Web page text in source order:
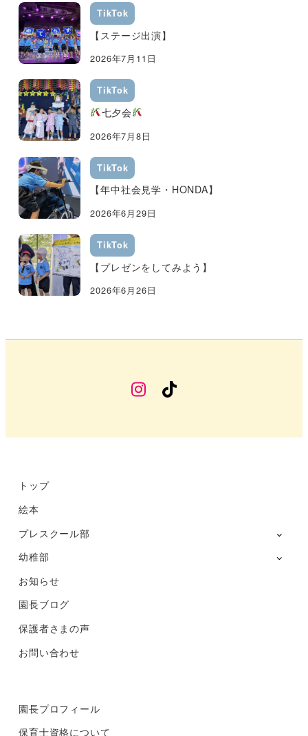
TikTok
【ステージ出演】
2026年7月11日
TikTok
七夕会
2026年7月8日
TikTok
【年中社会見学・HONDA】
2026年6月29日
TikTok
【プレゼンをしてみよう】
2026年6月26日
幼
Instagram
TikTok
トップ
絵本
プレスクール部
幼稚部
お知らせ
園長ブログ
保護者さまの声
お問い合わせ
園長プロフィール
保育士資格について